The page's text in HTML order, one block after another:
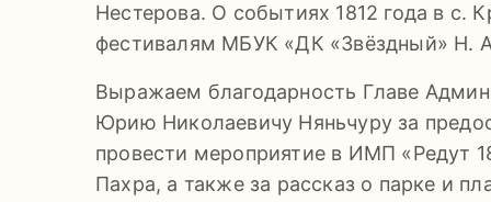
Нестерова. О событиях 1812 года в с.
фестивалям МБУК «ДК «Звёздный» Н.
Выражаем благодарность Главе
Юрию Николаевичу Няньчуру за
провести мероприятие в ИМП «Редут
Пахра, а также за рассказ о парке и